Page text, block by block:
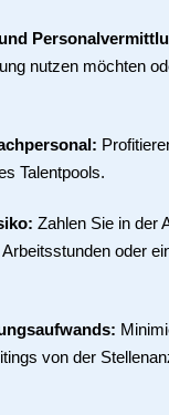
nutzen möchten
Talentpools.
Zahlen Sie in der
oder
von der